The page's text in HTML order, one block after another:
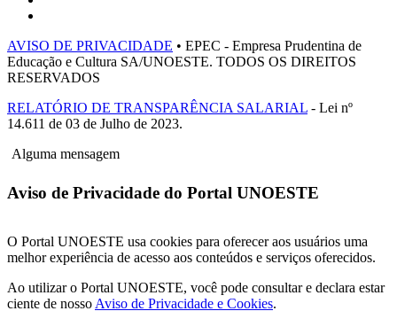
AVISO DE PRIVACIDADE • EPEC - Empresa Prudentina de
Educação e Cultura SA/UNOESTE. TODOS OS DIREITOS
RESERVADOS
RELATÓRIO DE TRANSPARÊNCIA SALARIAL - Lei nº
14.611 de 03 de Julho de 2023.
Alguma mensagem
Aviso de Privacidade do Portal UNOESTE
O Portal UNOESTE usa cookies para oferecer aos usuários uma
melhor experiência de acesso aos conteúdos e serviços oferecidos.
Ao utilizar o Portal UNOESTE, você pode consultar e declara estar
ciente de nosso Aviso de Privacidade e Cookies.